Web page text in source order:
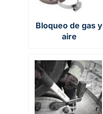
Bloqueo de gas y
aire